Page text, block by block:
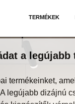
TERMÉKEK
a legújabb
termékeinket,
legújabb dizájnú